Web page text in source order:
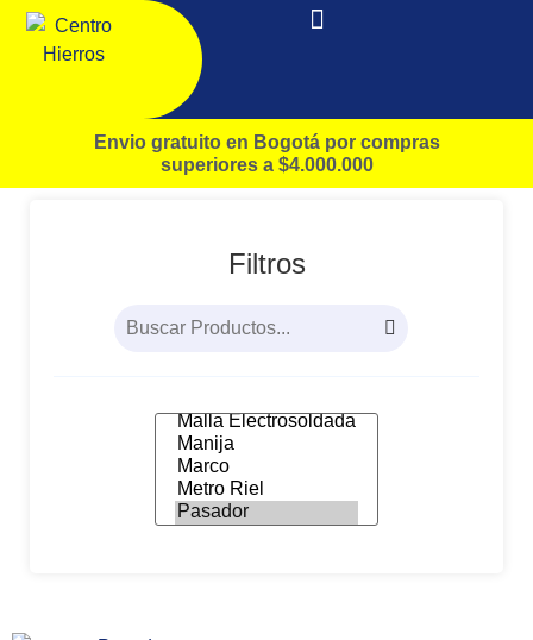
Envio gratuito en Bogotá por compras
superiores a $4.000.000
Filtros